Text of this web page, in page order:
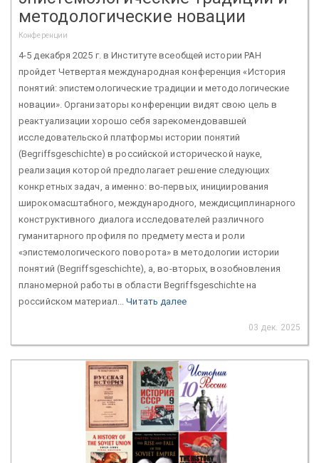
методологические новации
Конференции
4-5 декабря 2025 г. в Институте всеобщей истории РАН
пройдет Четвертая международная конференция «История
понятий: эпистемологические традиции и методологические
новации». Организаторы конференции видят свою цель в
реактуализации хорошо себя зарекомендовавшей
исследовательской платформы истории понятий
(Begriffsgeschichte) в российской исторической науке,
реализация которой предполагает решение следующих
конкретных задач, а именно: во-первых, инициирования
широкомасштабного, международного, междисциплинарного
конструктивного диалога исследователей различного
гуманитарного профиля по предмету места и роли
«эпистемологического поворота» в методологии истории
понятий (Begriffsgeschichte), а, во-вторых, возобновления
планомерной работы в области Begriffsgeschichte на
российском материал...Читать далее
03 дек. 2025